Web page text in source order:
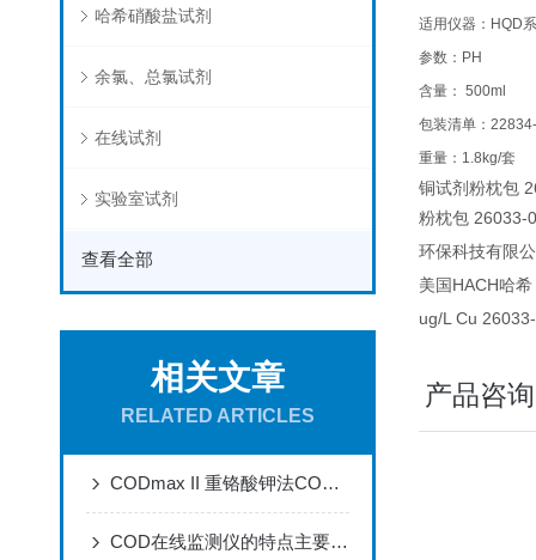
哈希硝酸盐试剂
余氯、总氯试剂
在线试剂
实验室试剂
查看全部
相关文章
RELATED ARTICLES
CODmax II 重铬酸钾法COD分析仪器
COD在线监测仪的特点主要表现为三个方面
适用仪器：HQD
参数：PH
含量： 500ml
包装清单：
重量：1.8kg/套
铜试剂粉枕包
粉枕包 26033-
环保科技有限
美国HACH哈
ug/L Cu
产品咨询